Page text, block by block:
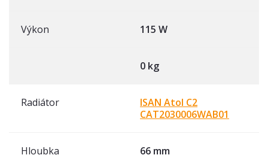
Výkon 115 W
0 kg
Radiátor
ISAN Atol C2
CAT2030006WAB01
Hloubka 66 mm